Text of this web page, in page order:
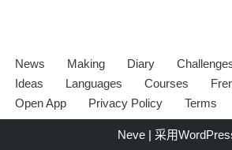
News Making Diary
Ideas
Languages Courses
Open App
Privacy Policy Terms
Neve| 采用